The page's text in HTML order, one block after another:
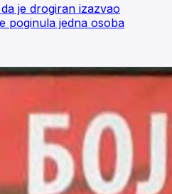
je drogiran izazvao
poginula jedna osoba